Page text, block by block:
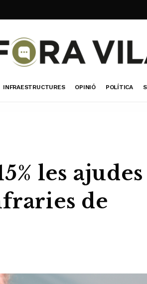
INFRAESTRUCTURES OPINIÓ POLÍTICA
les ajudes
de